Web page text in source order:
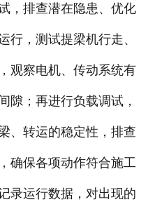
排查潜在隐患、优化
，测试提梁机行走、
观察电机、传动系统有
隙；再进行负载调试，
、转运的稳定性，排查
确保各项动作符合施工
录运行数据，对出现的